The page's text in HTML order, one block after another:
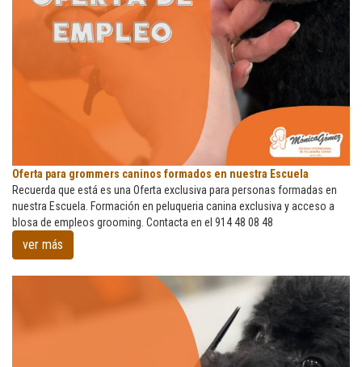
Oferta
para
grommers
caninos
formados
Oferta para grommers caninos formados en nuestra Escuela
Recuerda que está es una Oferta exclusiva para personas formadas en
nuestra Escuela. Formación en peluqueria canina exclusiva y acceso a
blosa de empleos grooming. Contacta en el 914 48 08 48
ver más